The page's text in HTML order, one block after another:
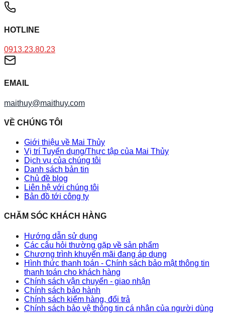
HOTLINE
0913.23.80.23
EMAIL
maithuy@maithuy.com
VỀ CHÚNG TÔI
Giới thiệu về Mai Thủy
Vị trí Tuyển dụng/Thực tập của Mai Thủy
Dịch vụ của chúng tôi
Danh sách bản tin
Chủ đề blog
Liên hệ với chúng tôi
Bản đồ tới công ty
CHĂM SÓC KHÁCH HÀNG
Hướng dẫn sử dụng
Các câu hỏi thường gặp về sản phẩm
Chương trình khuyến mãi đang áp dụng
Hình thức thanh toán - Chính sách bảo mật thông tin
thanh toán cho khách hàng
Chính sách vận chuyển - giao nhận
Chính sách bảo hành
Chính sách kiểm hàng, đổi trả
Chính sách bảo vệ thông tin cá nhân của người dùng